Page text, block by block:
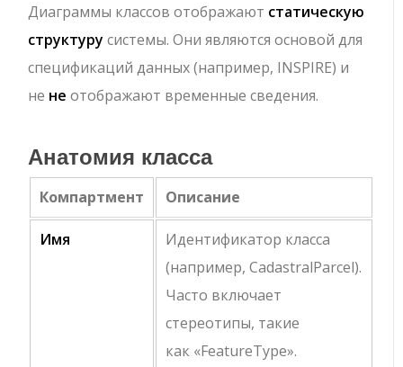
Диаграммы классов отображают статическую
структуру системы. Они являются основой для
спецификаций данных (например, INSPIRE) и
не не отображают временные сведения.
Анатомия класса
Компартмент Описание
Имя
Идентификатор класса
(например,CadastralParcel).
Часто включает
стереотипы, такие
как «FeatureType».